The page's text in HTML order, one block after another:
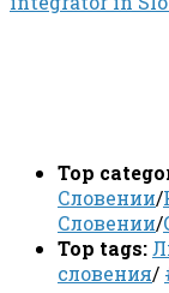
Top
Словении/
Словении/
Top tags:
словения/